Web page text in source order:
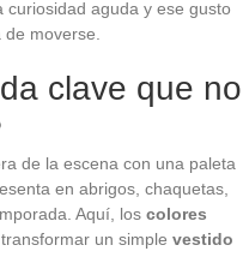
aguda y ese gusto
moverse.
clave que no
de la escena con una paleta
en abrigos, chaquetas,
Aquí, los colores
un simple vestido